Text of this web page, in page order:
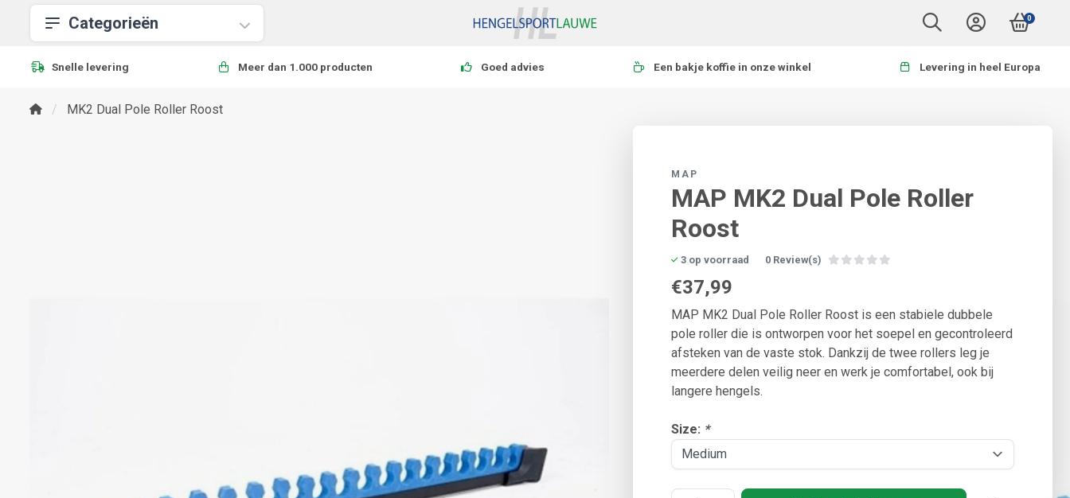
Categorieën 0
Snelle levering Meer dan 1.000 producten Goed advies Een bakje koffie in onze winkel Levering in heel Europa
MK2 Dual Pole Roller Roost
MAP
MAP MK2 Dual Pole Roller
Roost
3 op voorraad 0 Review(s)
€37,99
MAP MK2 Dual Pole Roller Roost is een stabiele dubbele
pole roller die is ontworpen voor het soepel en gecontroleerd
afsteken van de vaste stok. Dankzij de twee rollers leg je
meerdere delen veilig neer en werk je comfortabel, ook bij
langere hengels.
Size: *